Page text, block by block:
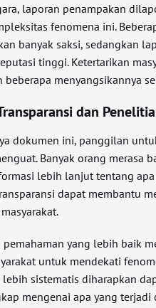
laporan penampakan
fenomena ini.
banyak saksi, sedangkan
tinggi. Ketertarikan
beberapa menyangsikannya
dan
dokumen ini, panggilan
Banyak orang merasa
lebih lanjut tentang
dapat membantu
pemahaman yang lebih baik
untuk mendekati
lebih sistematis diharapkan
mengenai apa yang terjadi